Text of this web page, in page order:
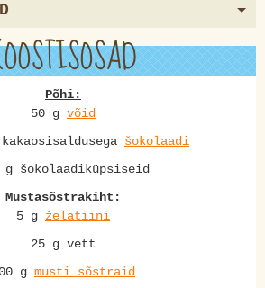
Põhi:
50 g võid
šokolaadi
g šokolaadiküpsiseid
Mustasõstrakiht:
5 g želatiini
25 g vett
g musti sõstraid